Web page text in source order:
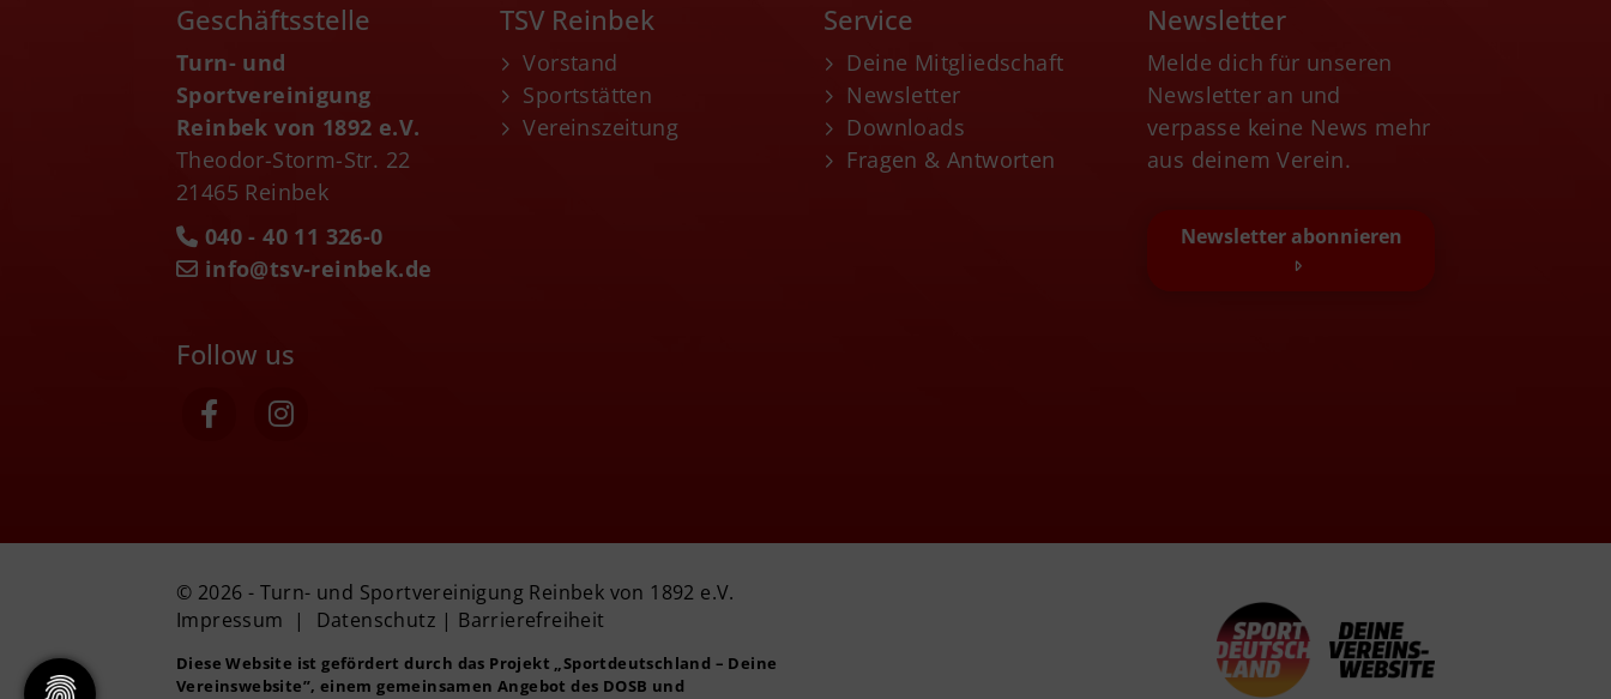
Geschäftsstelle
Turn- und
Sportvereinigung
Reinbek von 1892 e.V.
Theodor-Storm-Str. 22
21465 Reinbek
040 - 40 11 326-0
info@tsv-reinbek.de
TSV Reinbek
Vorstand
Sportstätten
Vereinszeitung
Service
Deine Mitgliedschaft
Newsletter
Downloads
Fragen & Antworten
Newsletter
Melde dich für unseren
Newsletter an und
verpasse keine News mehr
aus deinem Verein.
Newsletter abonnieren
Follow us
© 2026 - Turn- und Sportvereinigung Reinbek von 1892 e.V.
Impressum | Datenschutz | Barrierefreiheit
Diese Website ist gefördert durch das Projekt
„Sportdeutschland – Deine
Vereinswebsite”, einem gemeinsamen Angebot des DOSB und